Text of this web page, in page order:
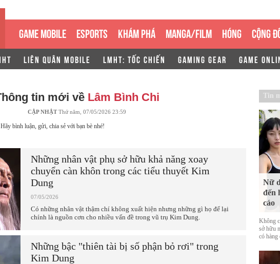
GAME MOBILE ESPORTS KHÁM PHÁ MANGA/FILM HÓNG CỘNG
LIÊN QUÂN MOBILE LMHT: TỐC CHIẾN GAMING GEAR GAME
tin mới về Lâm Bình Chi
CẬP NHẬTThứ năm, 07/05/2026 23:59
bình luận, gửi, chia sẻ với bạn bè nhé!
Những nhân vật phụ sở hữu khả năng xoay
chuyển càn khôn trong các tiểu thuyết Kim
Dung
07/05/2026
Có những nhân vật thậm chí không xuất hiện nhưng những gì họ để lại
chính là nguồn cơn cho nhiều vấn đề trong vũ trụ Kim Dung.
Những bậc "thiên tài bị số phận bỏ rơi" trong
Kim Dung
Tin
Nữ
đến
cáo
Không
sở hữu
có hàng